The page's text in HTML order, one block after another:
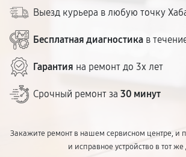
Выезд курьера в любую точку
Бесплатная диагностика в
Гарантия на ремонт до 3х лет
Срочный ремонт за 30 минут
Закажите ремонт в нашем сервисном центре, и
и исправное устройство в тот же